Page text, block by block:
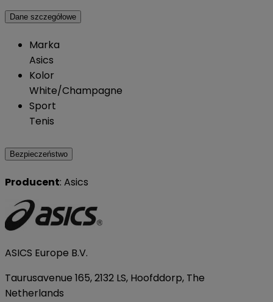
Dane szczegółowe
Marka
Asics
Kolor
White/Champagne
Sport
Tenis
Bezpieczeństwo
Producent: Asics
ASICS Europe B.V.
Taurusavenue 165, 2132 LS, Hoofddorp, The
Netherlands